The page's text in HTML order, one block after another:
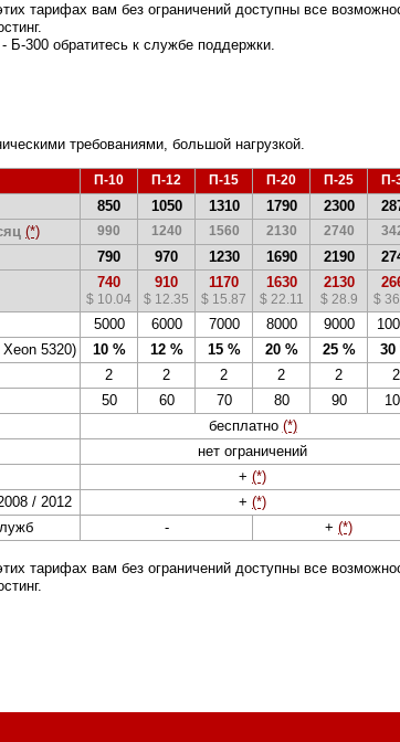
тарифах вам без ограничений доступны все
Б-300 обратитесь к службе поддержки.
требованиями, большой нагрузкой.
П-10 П-12 П-15 П-20 П-25 П-
850 1050 1310 1790 2300
(*) 990 1240 1560 2130 2740
790 970 1230 1690 2190
740
$ 10.04
910
$ 12.35
1170
$ 15.87
1630
$ 22.11
2130
$ 28.9 $
5000 6000 7000 8000 9000
Xeon 5320)
10 % 12 % 15 % 20 % 25 %
30
2 2 2 2 2
2
50 60 70 80 90
бесплатно (*)
нет ограничений
+ (*)
/ 2012
+ (*)
- + (*)
тарифах вам без ограничений доступны все